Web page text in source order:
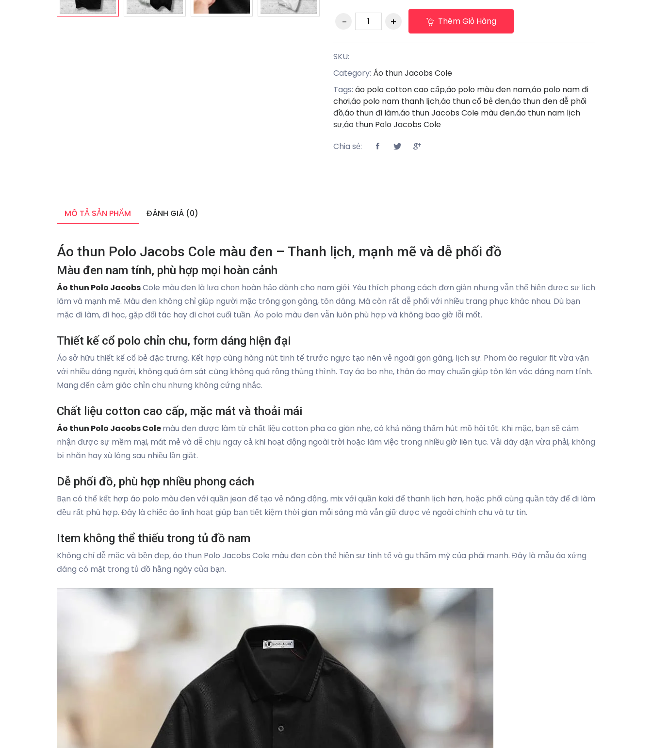
Thêm Giỏ Hàng
SKU:
Category: Áo thun Jacobs Cole
Tags: áo polo cotton cao cấp,áo polo màu đen nam,áo polo nam đi
chơi,áo polo nam thanh lịch,áo thun cổ bẻ đen,áo thun đen dễ phối
đồ,áo thun đi làm,áo thun Jacobs Cole màu đen,áo thun nam lịch
sự,áo thun Polo Jacobs Cole
Chia sẻ:
MÔ TẢ SẢN PHẨM ĐÁNH GIÁ (0)
Áo thun Polo Jacobs Cole màu đen – Thanh lịch, mạnh mẽ và dễ phối đồ
Màu đen nam tính, phù hợp mọi hoàn cảnh
Áo thun Polo JacobsCole màu đen là lựa chọn hoàn hảo dành cho nam giới. Yêu thích phong cách đơn giản nhưng vẫn thể hiện được sự lịch
lãm và mạnh mẽ. Màu đen không chỉ giúp người mặc trông gọn gàng, tôn dáng. Mà còn rất dễ phối với nhiều trang phục khác nhau. Dù bạn
mặc đi làm, đi học, gặp đối tác hay đi chơi cuối tuần. Áo polo màu đen vẫn luôn phù hợp và không bao giờ lỗi mốt.
Thiết kế cổ polo chỉn chu, form dáng hiện đại
Áo sở hữu thiết kế cổ bẻ đặc trưng. Kết hợp cùng hàng nút tinh tế trước ngực tạo nên vẻ ngoài gọn gàng, lịch sự. Phom áo regular fit vừa vặn
với nhiều dáng người, không quá ôm sát cũng không quá rộng thùng thình. Tay áo bo nhẹ, thân áo may chuẩn giúp tôn lên vóc dáng nam tính.
Mang đến cảm giác chỉn chu nhưng không cứng nhắc.
Chất liệu cotton cao cấp, mặc mát và thoải mái
Áo thun Polo Jacobs Colemàu đen được làm từ chất liệu cotton pha co giãn nhẹ, có khả năng thấm hút mồ hôi tốt. Khi mặc, bạn sẽ cảm
nhận được sự mềm mại, mát mẻ và dễ chịu ngay cả khi hoạt động ngoài trời hoặc làm việc trong nhiều giờ liên tục. Vải dày dặn vừa phải, không
bị nhăn hay xù lông sau nhiều lần giặt.
Dễ phối đồ, phù hợp nhiều phong cách
Bạn có thể kết hợp áo polo màu đen với quần jean để tạo vẻ năng động, mix với quần kaki để thanh lịch hơn, hoặc phối cùng quần tây để đi làm
đều rất phù hợp. Đây là chiếc áo linh hoạt giúp bạn tiết kiệm thời gian mỗi sáng mà vẫn giữ được vẻ ngoài chỉnh chu và tự tin.
Item không thể thiếu trong tủ đồ nam
Không chỉ dễ mặc và bền đẹp, áo thun Polo Jacobs Cole màu đen còn thể hiện sự tinh tế và gu thẩm mỹ của phái mạnh. Đây là mẫu áo xứng
đáng có mặt trong tủ đồ hằng ngày của bạn.